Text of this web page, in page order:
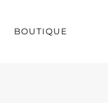
BOUTIQUE